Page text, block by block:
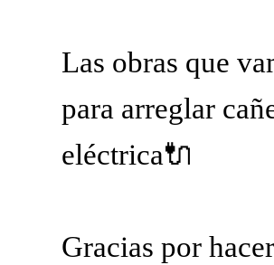
Las obras que
para arreglar
eléctrica🔌
Gracias por